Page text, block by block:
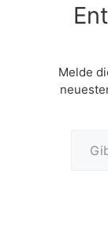
Melde